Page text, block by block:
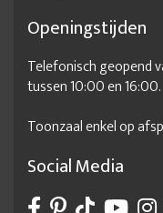
Openingstijden
Telefonisch geopend
tussen 10:00 en 16:00.
Toonzaal enkel op
Social Media